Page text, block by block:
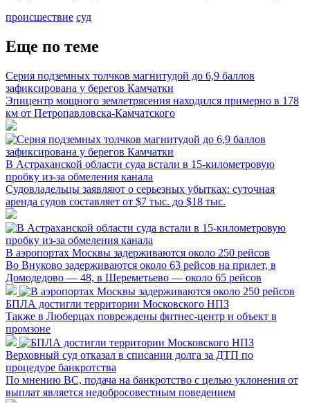
происшествие суд
Еще по теме
Серия подземных толчков магнитудой до 6,9 баллов
зафиксирована у берегов Камчатки
Эпицентр мощного землетрясения находился примерно в 178
км от Петропавловска-Камчатского
В Астраханской области суда встали в 15-километровую
пробку из-за обмеления канала
Судовладельцы заявляют о серьезных убытках: суточная
аренда судов составляет от $7 тыс. до $18 тыс.
В аэропортах Москвы задерживаются около 250 рейсов
Во Внуково задерживаются около 63 рейсов на прилет, в
Домодедово — 48, в Шереметьево — около 65 рейсов
БПЛА достигли территории Московского НПЗ
Также в Люберцах повреждены фитнес-центр и объект в
промзоне
Верховный суд отказал в списании долга за ДТП по
процедуре банкротства
По мнению ВС, подача на банкротство с целью уклонения от
выплат является недобросовестным поведением